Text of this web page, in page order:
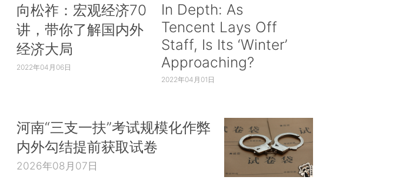
向松祚：宏观经济70
讲，带你了解国内外
经济大局
2022年04月06日
In Depth: As
Tencent Lays Off
Staff, Is Its ‘Winter’
Approaching?
2022年04月01日
河南“三支一扶”考试规模化作弊
内外勾结提前获取试卷
2026年08月07日